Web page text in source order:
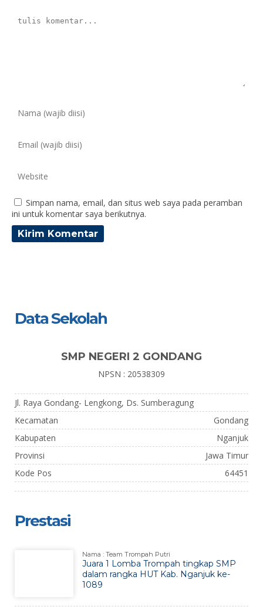
Simpan nama, email, dan situs web saya pada peramban
ini untuk komentar saya berikutnya.
Data Sekolah
SMP NEGERI 2 GONDANG
NPSN : 20538309
Jl. Raya Gondang- Lengkong, Ds. Sumberagung
Kecamatan
Gondang
Kabupaten
Nganjuk
Provinsi
Jawa Timur
Kode Pos
64451
Prestasi
Nama : Team Trompah Putri
Juara 1 Lomba Trompah tingkap SMP
dalam rangka HUT Kab. Nganjuk ke-
1089